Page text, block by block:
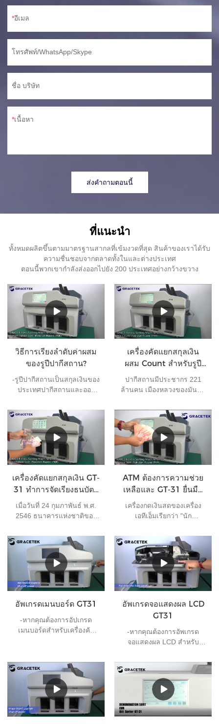
อีเมล
โทรศัพท์/WhatsApp/Skype
ชื่อ บริษัท
เนื้อหา
ส่งคำถามตอนนี้
ที่แนะนำ
ทั้งหมดผลิตขึ้นตามมาตรฐานสากลที่เข้มงวดที่สุด สินค้าของเราได้รับ
ความชื่นชอบจากตลาดทั้งในและต่างประเทศ
ตอนนี้พวกเขากำลังส่งออกไปยัง 200 ประเทศอย่างกว้างขวาง
วิธีการเรียงลำดับค่าผสม
ของรูปีปากีสถาน?
-รูปีปากีสถานเป็นสกุลเงินของ
ประเทศปากีสถานและออก
ปากีสถาน ปัจจุบันธนบัตรที่
หมุนเวียนในปากีสถานมี 7
ประเภท ได้แก่ 10 รูปี 20 รูปี
50 รูปี 100 รูปี 500 รูปี 1,000
รูปี และ 5,000 รูปี และ
เหรียญที่หมุนเวียนใน
ปากีสถาน 4 ชนิด ได้แก่ 1 รูปี
2 รูปี 5 รูปี และ 10 รูปี
เครื่องคัดแยกสกุลเงิน
ผสม Count สำหรับรูปี
ปากีสถาน
ปากีสถานมีประชากร 221
ล้านคน เมืองหลวงของมันคือ
ของมันคือรูปีของปากีสถาน
เป็นหนึ่งในสกุลเงินที่ใช้บ่อย
ที่สุดในโลกธนาคารต้อง
เคลียร์เงินทุกวัน หากไม่มี
เครื่องจักรที่เหมาะสม
ประสิทธิภาพการทำงานจะลด
ลง เครื่องคัดแยกฟิตเนสยี่ห้อ
Grace GT-31 เหมาะมาก
สำหรับศูนย์คัดแยกของ
ธนาคารเพื่อปรับปรุง
ประสิทธิภาพการทำงานและ
เครื่องคัดแยกสกุลเงิน GT-
31 ทำการจัดเรียงธนบัตร
แบบผสม
เมื่อวันที่ 24 กุมภาพันธ์ พ.ศ.
2546 ธนาคารแห่งชาติของ
หยวนจีนเพื่อการชำระบัญชี
ในธุรกิจส่งออก ทำให้
ปากีสถานเป็นประเทศที่ 5 ที่
ใช้หยวนสำหรับการชำระเงิน
เพื่อการส่งออกอย่างที่คุณ
ทราบ ธนบัตรแต่ละใบมีสี่
ทิศทาง และเราเรียกพวกเขา
ว่า A B C และ D ธนาคาร
ส่วนใหญ่ขอให้จัดเรียงทั้งหมด
ในทิศทางเดียว ซึ่งจะทำให้
ATM ต้องการความช่วย
เหลือและ GT-31 ยื่นมือ
ให้
เครื่องกดเงินสดของเครื่อง
เอทีเอ็มเรียกว่า "นัก
เอทีเอ็ม เป็นเสาปฏิบัติการก
ลางแจ้งที่หายากในธนาคาร
ส่วนใหญ่ดำเนินการโหลด
และขนถ่ายเงินสดทุกวันและ
การจัดการความผิดพลาด
อย่างง่ายของเครื่อง ATM
ATM แบบออฟไลน์นั้นตั้งอยู่
ในเขตชานเมืองหลายแห่ง
และกระจายตัวอยู่ทั่วไป ครึ่ง
หนึ่งของเวลาทำงานจึงอยู่บน
จะควบคุมปริมาณน้ำและ
อาหารอย่างเคร่งครัด ลด
จำนวนที่จอดรถเทียม และ
รับรองความปลอดภัยของสกุล
เงิน หลังจากที่ลายนิ้วมือของ
อัพเกรดเมนบอร์ด GT31
-หากคุณต้องการอัปเกรด
เมนบอร์ดสำหรับเครื่องคัด
อัพเกรดจอแสดงผล LCD
GT31
-หากคุณต้องการอัพเกรด
จอแสดงผล LCD สำหรับ
โปรดดูวิดีโอนี้